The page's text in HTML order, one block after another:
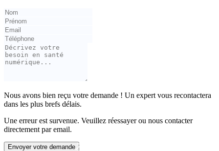
Nous avons bien reçu votre demande ! Un expert vous recontactera
dans les plus brefs délais.
Une erreur est survenue. Veuillez réessayer ou nous contacter
directement par email.
Envoyer votre demande